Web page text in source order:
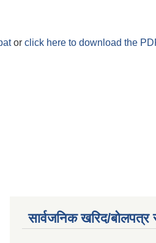
or click here to download the
सार्वजनिक खरिद/बोलपत्र